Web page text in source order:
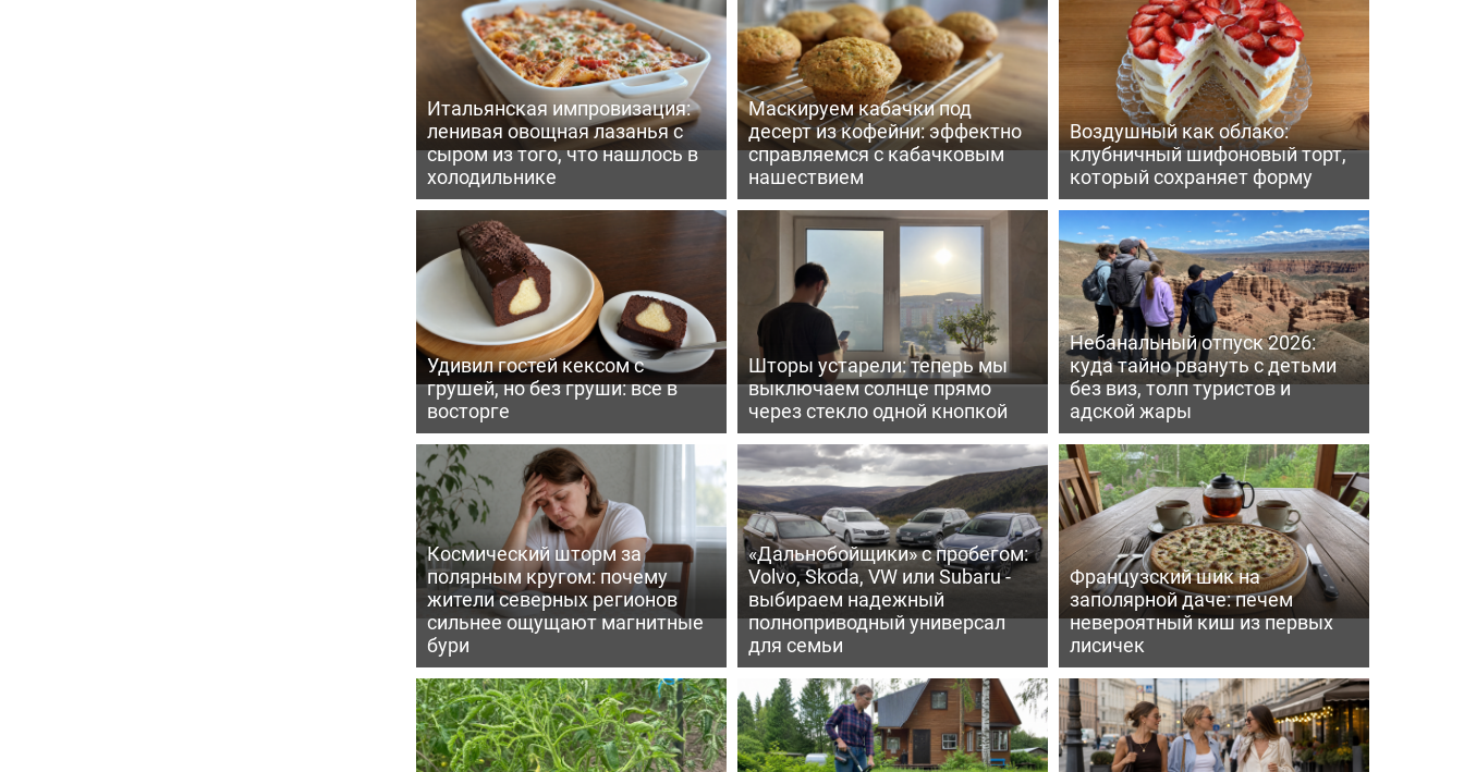
Итальянская импровизация:
ленивая овощная лазанья с
сыром из того, что нашлось в
холодильнике
Маскируем кабачки под
десерт из кофейни: эффектно
справляемся с кабачковым
нашествием
Воздушный как облако:
клубничный шифоновый торт,
который сохраняет форму
Удивил гостей кексом с
грушей, но без груши: все в
восторге
Шторы устарели: теперь мы
выключаем солнце прямо
через стекло одной кнопкой
Небанальный отпуск 2026:
куда тайно рвануть с детьми
без виз, толп туристов и
адской жары
Космический шторм за
полярным кругом: почему
жители северных регионов
сильнее ощущают магнитные
бури
«Дальнобойщики» с пробегом:
Volvo, Skoda, VW или Subaru -
выбираем надежный
полноприводный универсал
для семьи
Французский шик на
заполярной даче: печем
невероятный киш из первых
лисичек